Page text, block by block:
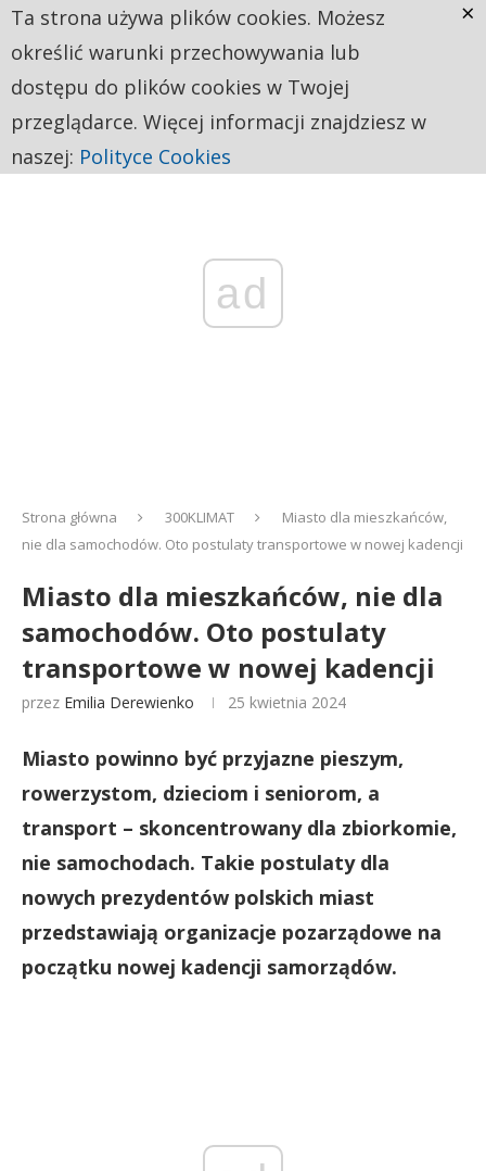
ad
Strona główna 300KLIMAT
Miasto dla mieszkańców,
nie dla samochodów. Oto postulaty transportowe w nowej kadencji
Miasto dla mieszkańców, nie dla
samochodów. Oto postulaty
transportowe w nowej kadencji
przez Emilia Derewienko 25 kwietnia 2024
Miasto powinno być przyjazne pieszym,
rowerzystom, dzieciom i seniorom, a
transport – skoncentrowany dla zbiorkomie,
nie samochodach. Takie postulaty dla
nowych prezydentów polskich miast
przedstawiają organizacje pozarządowe na
początku nowej kadencji samorządów.
Ta strona używa plików cookies. Możesz
określić warunki przechowywania lub
dostępu do plików cookies w Twojej
przeglądarce. Więcej informacji znajdziesz w
naszej: Polityce Cookies
×